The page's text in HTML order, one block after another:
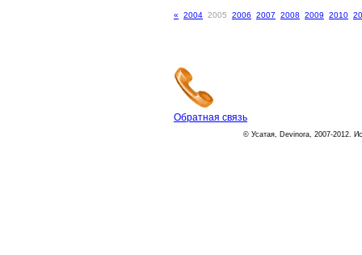
« 2004 2005 2006 2007 2008 2009 2010
Обратная связь
© Усатая, Devinora, 2007-2012.